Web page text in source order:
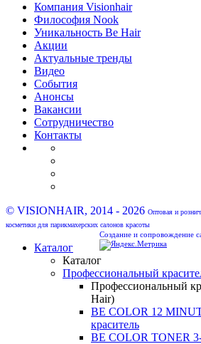
Компания Visionhair
Философия Nook
Уникальность Be Hair
Акции
Актуальные тренды
Видео
События
Анонсы
Вакансии
Сотрудничество
Контакты
© VISIONHAIR, 2014 - 2026 Оптовая и
косметики для парикмахерских салонов красоты
Создание и сопровождение
Каталог
Каталог
Профессиональный
Профессиональный
Hair)
BE COLOR 12
краситель
BE COLOR TONER